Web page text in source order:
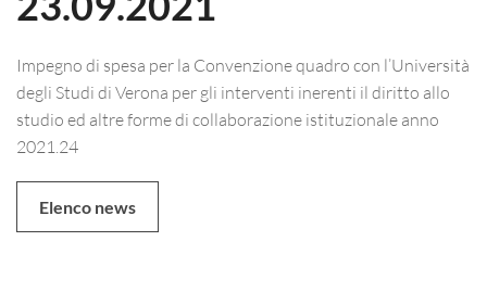
Impegno di spesa per la Convenzione quadro con l’Università
degli Studi di Verona per gli interventi inerenti il diritto allo
studio ed altre forme di collaborazione istituzionale anno
2021.24
Elenco news